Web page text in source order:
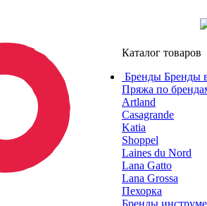
Каталог товаров
Бренды Бренды
Пряжа по
Artland
Casagrande
Katia
Shoppel
Laines du Nord
Lana Gatto
Lana Grossa
Пехорка